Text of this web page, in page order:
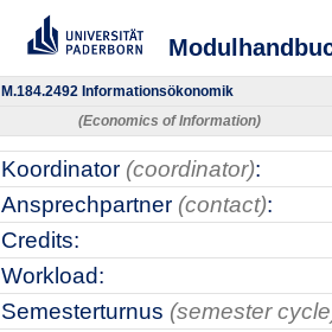
M.184.2492 Informationsökonomik
(Economics of Information)
Koordinator (coordinator):
Ansprechpartner (contact):
Credits:
Workload:
Semesterturnus (semester